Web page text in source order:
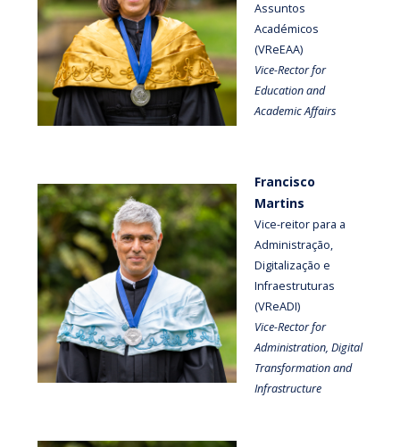
Assuntos
Académicos
(VReEAA)
Vice-Rector for
Education and
Academic Affairs
Francisco
Martins
Vice-reitor para a
Administração,
Digitalização e
Infraestruturas
(VReADI)
Vice-Rector for
Administration, Digital
Transformation and
Infrastructure